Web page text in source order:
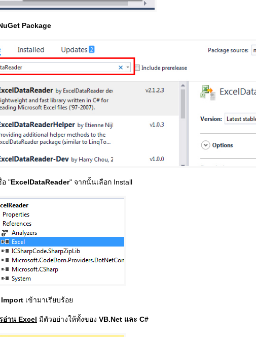
Package
อ "ExcelDataReader" จากนั้นเลือก Install
Import เข้ามาเรียบร้อย
อ่าน Excel มีตัวอย่างให้ทั้งของ VB.Net และ C#